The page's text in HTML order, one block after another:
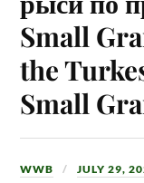
Small
the
Small
WWB JULY 29,